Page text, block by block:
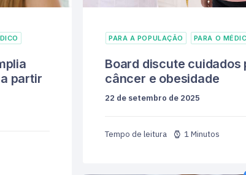
partir
PARA A POPULAÇÃO PARA O
Board discute cuidados
câncer e obesidade
22 de setembro de 2025
1 Minutos